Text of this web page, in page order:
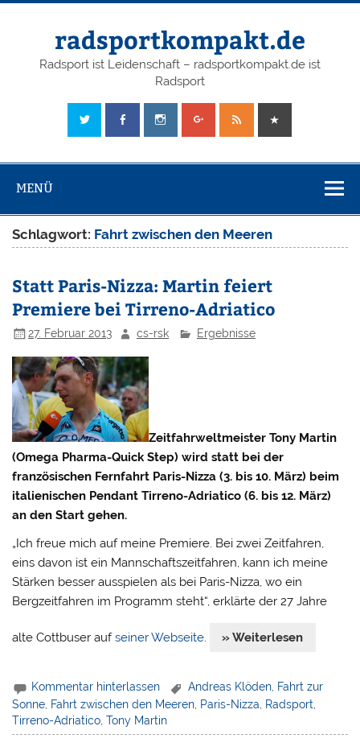
radsportkompakt.de
Radsport ist Leidenschaft – radsportkompakt.de ist
Radsport
MENÜ
Schlagwort: Fahrt zwischen den Meeren
Statt Paris-Nizza: Martin feiert
Premiere bei Tirreno-Adriatico
27. Februar 2013 cs-rsk Ergebnisse
Zeitfahrweltmeister Tony Martin
(Omega Pharma-Quick Step) wird statt bei der
französischen Fernfahrt Paris-Nizza (3. bis 10. März) beim
italienischen Pendant Tirreno-Adriatico (6. bis 12. März)
an den Start gehen.
„Ich freue mich auf meine Premiere. Bei zwei Zeitfahren,
eins davon ist ein Mannschaftszeitfahren, kann ich meine
Stärken besser ausspielen als bei Paris-Nizza, wo ein
Bergzeitfahren im Programm steht“, erklärte der 27 Jahre
alte Cottbuser aufseiner Webseite. » Weiterlesen
Kommentar hinterlassen Andreas Klöden Fahrt zur
Sonne Fahrt zwischen den Meeren Paris-Nizza Radsport
Tirreno-Adriatico ,Tony Martin